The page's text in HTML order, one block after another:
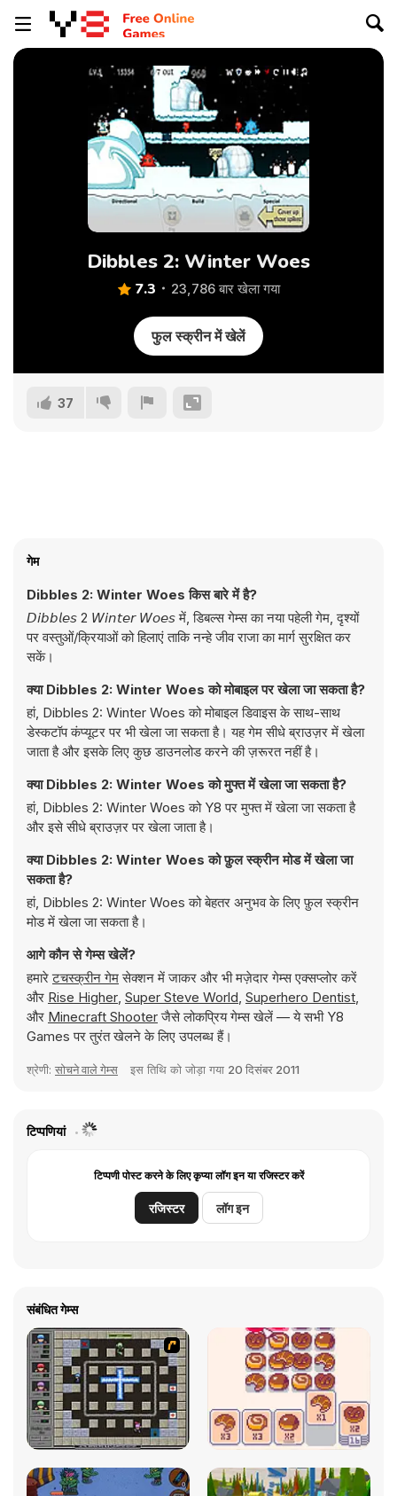
Dibbles 2: Winter Woes
7.3 23,786 बार खेला गया
फुल स्क्रीन में खेलें
37
गेम
Dibbles 2: Winter Woes किस बारे में है?
𝘋𝘪𝘣𝘣𝘭𝘦𝘴 2 𝘞𝘪𝘯𝘵𝘦𝘳 𝘞𝘰𝘦𝘴 में, डिबल्स गेम्स का नया पहेली गेम, दृश्यों
पर वस्तुओं/क्रियाओं को हिलाएं ताकि नन्हे जीव राजा का मार्ग सुरक्षित कर
सकें।
क्या Dibbles 2: Winter Woes को मोबाइल पर खेला जा सकता है?
हां, Dibbles 2: Winter Woes को मोबाइल डिवाइस के साथ-साथ
डेस्कटॉप कंप्यूटर पर भी खेला जा सकता है। यह गेम सीधे ब्राउज़र में खेला
जाता है और इसके लिए कुछ डाउनलोड करने की ज़रूरत नहीं है।
क्या Dibbles 2: Winter Woes को मुफ्त में खेला जा सकता है?
हां, Dibbles 2: Winter Woes को Y8 पर मुफ्त में खेला जा सकता है
और इसे सीधे ब्राउज़र पर खेला जाता है।
क्या Dibbles 2: Winter Woes को फ़ुल स्क्रीन मोड में खेला जा
सकता है?
हां, Dibbles 2: Winter Woes को बेहतर अनुभव के लिए फ़ुल स्क्रीन
मोड में खेला जा सकता है।
आगे कौन से गेम्स खेलें?
हमारेटचस्क्रीन गेमसेक्शन में जाकर और भी मज़ेदार गेम्स एक्सप्लोर करें
और Rise Higher, Super Steve World, Superhero Dentist,
और Minecraft Shooterजैसे लोकप्रिय गेम्स खेलें — ये सभी Y8
Games पर तुरंत खेलने के लिए उपलब्ध हैं।
श्रेणी: सोचने वाले गेम्स इस तिथि को जोड़ा गया 20 दिसंबर 2011
टिप्पणियां
टिप्पणी पोस्ट करने के लिए कृप्या लॉग इन या रजिस्टर करें
रजिस्टर लॉग इन
संबंधित गेम्स